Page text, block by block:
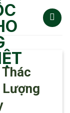
Lượng